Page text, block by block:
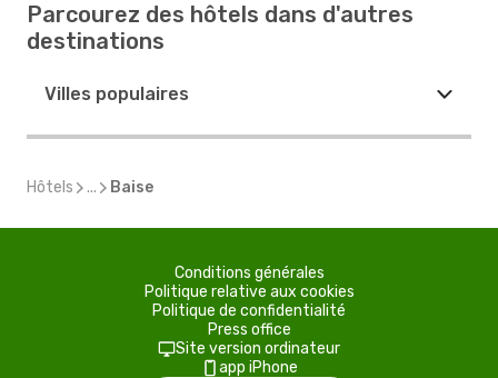
Parcourez des hôtels dans d'autres
destinations
Villes populaires
Hôtels ... Baise
Conditions générales
Politique relative aux cookies
Politique de confidentialité
Press office
Site version ordinateur
app iPhone